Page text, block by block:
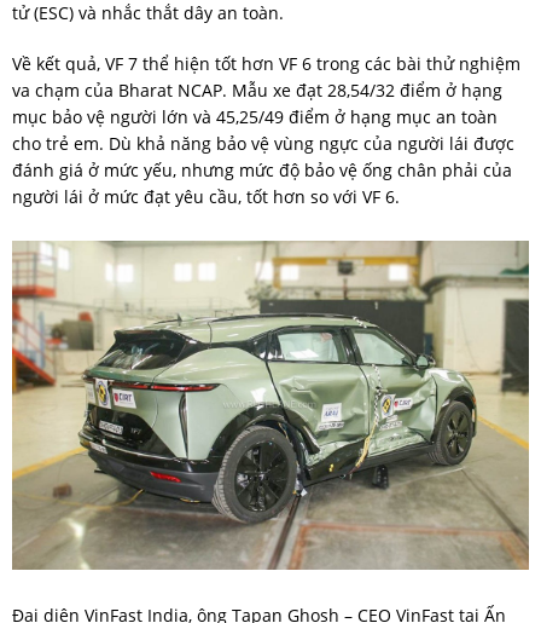
tử (ESC) và nhắc thắt dây an toàn.
Về kết quả, VF 7 thể hiện tốt hơn VF 6 trong các bài thử nghiệm
va chạm của Bharat NCAP. Mẫu xe đạt 28,54/32 điểm ở hạng
mục bảo vệ người lớn và 45,25/49 điểm ở hạng mục an toàn
cho trẻ em. Dù khả năng bảo vệ vùng ngực của người lái được
đánh giá ở mức yếu, nhưng mức độ bảo vệ ống chân phải của
người lái ở mức đạt yêu cầu, tốt hơn so với VF 6.
Đại diện VinFast India, ông Tapan Ghosh – CEO VinFast tại Ấn